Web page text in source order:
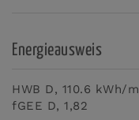
Energieausweis
HWB D, 110.6 kWh/m
fGEE D, 1,82